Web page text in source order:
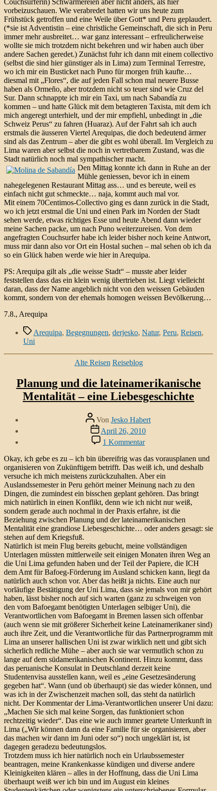
Couchsurferin) Schwärmereien aber nicht anders, als hier
vorbeizuschauen. Wie verabredet hatten wir uns heute zum
Frühstück getroffen und eine Weile über Gott* und Peru geplaudert.
(*sie ist Adventistin – eine christliche Gemeinschaft, die sich in Peru
immer mehr ausbreitet… war ganz interessant – erfreulicherweise
wollte sie mich trotzdem nicht bekehren und wir haben auch über
andere Sachen geredet.) Zunächst fuhr ich dann mit einem collectivo
(selbst die sind hier günstiger als in Lima) zum Terminal Terrestre,
wo ich mir ein Busticket nach Puno für morgen früh kaufte…
diesmal mit „Flores“, die auf jeden Fall schon mal neuere Busse
haben als Ormeño, aber trotzdem nicht so teuer sind wie Cruz del
Sur. Dann schnappte ich mir ein Taxi, um nach Sabandía zu
kommen – und hatte Glück mit dem betagteren Taxista, mit dem ich
mich angeregt unterhielt, und der mir empfiehl, unbedingt in „die
Schweiz Perus“ zu fahren (Huaraz). Auf der Fahrt sah ich auch
erstmals die äusseren Viertel Arequipas, die doch bedeutend ärmer
sind als das Zentrum – aber die gibt es wohl überall. Im Vergleich zu
Lima waren aber selbst die noch in vertretbarem Zustand, was die
Stadt natürlich noch mal sympathischer macht.
Den Mittag konnte ich dann in Ruhe an der
Mühle geniessen, bevor ich in einem
nahegelegenen Restaurant Mittag ass… und es bereute, weil es
einfach nicht gut schmeckte… naja, kommt auch mal vor.
Mit einem 70Centimos-Collectivo ging es dann zurück in die Stadt,
wo ich jetzt erstmal die Uni und einen Park im Norden der Stadt
sehen werde, etwas richtiges Esse und heute Abend dann wieder
meine Sachen packe, um nach Puno weiterzureisen. Von dem
angefragten Couchsurfer habe ich leider bisher noch keine Antwort,
muss mir dann also vor Ort ein Hostal suchen – mal sehen ob ich da
so ein Glück haben werde wie hier in Arequipa.
PS: Arequipa gilt als „die weisse Stadt“ – musste aber leider
feststellen dass das ein klein wenig übertrieben ist. Liegt vielleicht
daran, dass der Name angeblich nicht von den weissen Gebäuden
kommt, sondern von der ehemals homogen weissen Bevölkerung…
7.8., Arequipa
Schlagwörter
Arequipa, Begegnungen, derjesko, Natur, Peru, Reisen,
Uni
Kategorien
Alte Reisen Reiseblog
Planung und die lateinamerikanische
Mentalität – eine Liebesgeschichte
Beitragsautor
Von Jesko Habert
Veröffentlichungsdatum
April 26, 2010
1 Kommentarzu
Planung
und
die
lateinamerikanische
Mentalität
–
eine
Liebesgeschichte
Okay, ich gebe es zu – ich bin übereifrig was das vorausplanen und
organisieren von Zukünftigem betrifft. Das weiß ich, und deshalb
versuche ich mich meistens zurückzuhalten. Aber ein
Auslandssemester in Peru gehört meiner Meinung nach zu den
Dingen, die zumindest ein bisschen geplant gehören. Das bringt
mich natürlich in einen Konflikt, denn wie ich nicht nur weiß,
sondern gerade auch nochmal in der Praxis erfahre, ist die
Beziehung zwischen Planung und der lateinamerikanischen
Mentalität eine grandiose Liebesgeschichte… oder anders gesagt: sie
stehen auf dem Kriegsfuß.
Natürlich ist mein Flug bereits gebucht, meine vollständigen
Unterlagen müssten mittlerweile seit einigen Monaten ihren Weg an
die Uni Lima gefunden haben und der Teil der Papiere, die ICH
dem Amt für Bafoeg-Förderung im Ausland schicken kann, liegt da
natürlich auch schon vor. Aber das heißt ja nichts. Eine auch nur
vorläufige Bestätigung der Uni Lima, dass sie jemals von mir gehört
haben, lässt bisher noch auf sich warten (ganz zu schweigen von
den vom Bafoegamt benötigten Unterlagen selbiger Uni), die
Verantwortlichen vom Bafoegamt in Bremen lassen sich offenbar
(auch wenn sie mit größerer Sicherheit keine Lateinamerikaner sind)
auch ihre Zeit, und die Verantwortliche für das Partnerprogramm mit
Lima an unserer hallischen Uni ist zwar wirklich nett und gibt sich
sicherlich redliche Mühe – aber auch sie war vermutlich schon zu
lange auf dem südamerikanischen Kontinent. Hinzu kommt, dass
das peruanische Konsulat in Deutschland derzeit keine
Studentenvisa ausstellen kann, weil es „eine Gesetzesänderung
gegeben hat“. Wann (und ob überhaupt) sie das wieder können, und
was ich in der Zwischenzeit machen soll, das steht da natürlich
nicht. Der Kommentar der Lima-Verantwortlichen unserer Uni dazu:
„Machen Sie sich mal keine Sorgen, das funktioniert schon
rechtzeitig wieder“. Das eine wie auch immer geartete Unterkunft in
Lima („Wir können dann da eine Familie für sie organisieren, aber
das machen wir dann im Juni oder so“) noch ungeklärt ist, ist
dagegen geradezu bedeutungslos.
Trotzdem muss ich hier natürlich noch ein Urlaubssemester
beantragen, meine Krankenkasse kündigen und diverse andere
Kleinigkeiten klären – alles in der Hoffnung, dass die Uni Lima
überhaupt weiß wer ich bin und im August ein kleines